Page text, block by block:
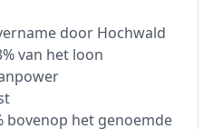
door Hochwald
van het loon
bovenop het genoemde